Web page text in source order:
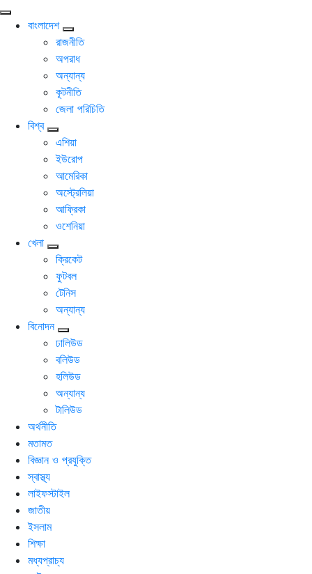
বাংলাদেশ
রাজনীতি
অপরাধ
অন্যান্য
কূটনীতি
জেলা পরিচিতি
বিশ্ব
এশিয়া
ইউরোপ
আমেরিকা
অস্ট্রেলিয়া
আফ্রিকা
ওশেনিয়া
খেলা
ক্রিকেট
ফুটবল
টেনিস
অন্যান্য
বিনোদন
ঢালিউড
বলিউড
হলিউড
অন্যান্য
টালিউড
অর্থনীতি
মতামত
বিজ্ঞান ও প্রযুক্তি
স্বাস্থ্য
লাইফস্টাইল
জাতীয়
ইসলাম
শিক্ষা
মধ্যপ্রাচ্য